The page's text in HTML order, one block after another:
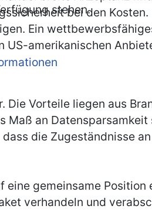
bei den
Ein
US-amerikanischen
Vorteile liegen aus
an
die Zugeständnisse
gemeinsame
verhandeln und
stehen.